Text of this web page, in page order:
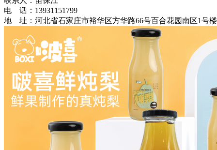
电 话：13931151799
地 址：河北省石家庄市裕华区方华路66号百合花园南区1号楼